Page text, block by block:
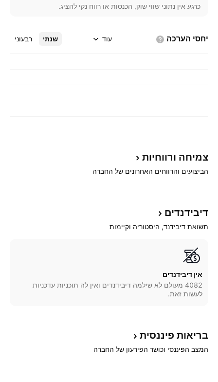
כרגע אין נתוני שווי שוק, הכנסות או רווח נקי להציג.
יחסי הערכה שנתי רבעוני עוד
צמיחה ורווחיות
הביצועים והרווחים האחרונים של החברה
דיבידנדים
תשואת דיבידנד, היסטוריה וקיימות
אין דיבידנדים
4082 מעולם לא שילמה דיבידנדים ואין לה תוכניות עדכניות
לעשות זאת.
בריאות פיננסית
המצב הפיננסי וכושר הפירעון של החברה